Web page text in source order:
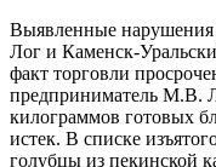
Выявленные нарушения
Лог и Каменск-
факт торговли
предприниматель М.В.
килограммов готовых
истек. В списке
голубцы из пекинской